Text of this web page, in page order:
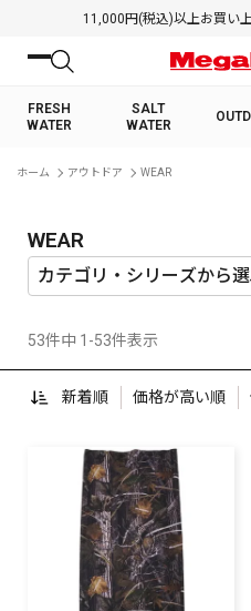
11,000円(税込)以上お買い
FRESH
WATER
SALT
WATER
カテゴリ
PREMIUM オンライン限定
FRESH WATER
SALT WATER
OUTDOOR
ホーム アウトドア WEAR
WEAR
53件中 1-53件表示
新着順 価格が高い順